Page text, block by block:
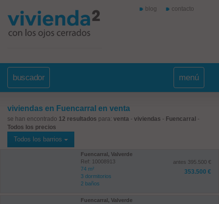
blog contacto
buscador menú
viviendas en Fuencarral en venta
se han encontrado 12 resultados para: venta - viviendas - Fuencarral -
Todos los precios
Todos los barrios
Fuencarral, Valverde
Ref: 10008913
74 m²
3 dormitorios
2 baños
antes 395.500 €
353.500 €
Fuencarral, Valverde